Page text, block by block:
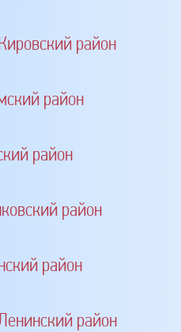
район
район
район
район
район
район